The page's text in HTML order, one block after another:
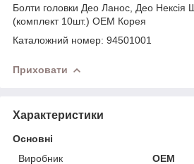
Болти головки Део Ланос, Део Нексія
(комплект 10шт.) OEM Корея
Каталожний номер: 94501001
Приховати
Характеристики
Основні
Виробник
OEM